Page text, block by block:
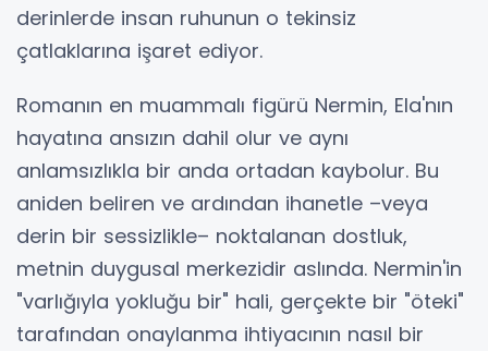
derinlerde insan ruhunun o tekinsiz
çatlaklarına işaret ediyor.
Romanın en muammalı figürü Nermin, Ela'nın
hayatına ansızın dahil olur ve aynı
anlamsızlıkla bir anda ortadan kaybolur. Bu
aniden beliren ve ardından ihanetle –veya
derin bir sessizlikle– noktalanan dostluk,
metnin duygusal merkezidir aslında. Nermin'in
"varlığıyla yokluğu bir" hali, gerçekte bir "öteki"
tarafından onaylanma ihtiyacının nasıl bir